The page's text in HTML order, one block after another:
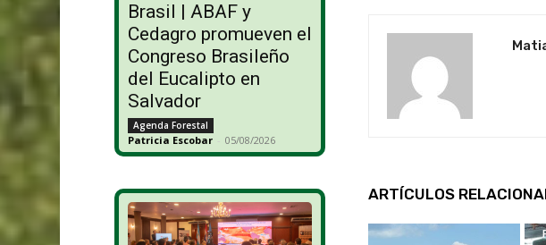
Brasil | ABAF y
Cedagro promueven el
Congreso Brasileño
del Eucalipto en
Salvador
Agenda Forestal
Patricia Escobar - 05/08/2026
ARTÍCULOS